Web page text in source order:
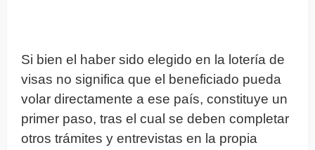
Si bien el haber sido elegido en la lotería de
visas no significa que el beneficiado pueda
volar directamente a ese país, constituye un
primer paso, tras el cual se deben completar
otros trámites y entrevistas en la propia